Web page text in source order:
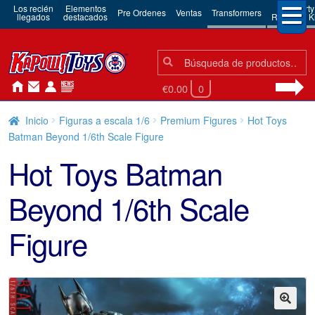
Los recién
llegados
Elementos
destacados Pre Ordenes Ventas Transformers 3rd Party
Robots &
Búsqueda:
Búsqueda
€0.00 0
Inicio Figuras a escala 1/6 Premium Figures
Hot Toys
Batman Beyond 1/6th Scale Figure
Hot Toys Batman
Beyond 1/6th Scale
Figure